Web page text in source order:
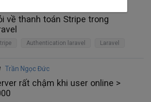
về thanh toán Stripe trong
Authentication laravel Laravel
Trần Ngọc Đức
rất chậm khi user online >